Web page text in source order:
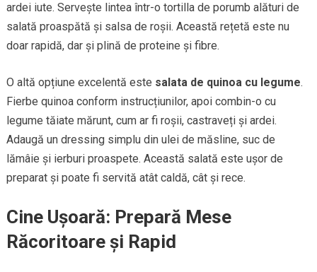
ardei iute. Servește lintea într-o tortilla de porumb alături de
salată proaspătă și salsa de roșii. Această rețetă este nu
doar rapidă, dar și plină de proteine și fibre.
O altă opțiune excelentă este salata de quinoa cu legume.
Fierbe quinoa conform instrucțiunilor, apoi combin-o cu
legume tăiate mărunt, cum ar fi roșii, castraveți și ardei.
Adaugă un dressing simplu din ulei de măsline, suc de
lămâie și ierburi proaspete. Această salată este ușor de
preparat și poate fi servită atât caldă, cât și rece.
Cine Ușoară: Prepară Mese
Răcoritoare și Rapid